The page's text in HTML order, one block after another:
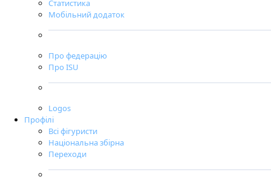
Статистика
Мобільний додаток
Про федерацію
Про ISU
Logos
Профілі
Всі фігуристи
Національна збірна
Переходи